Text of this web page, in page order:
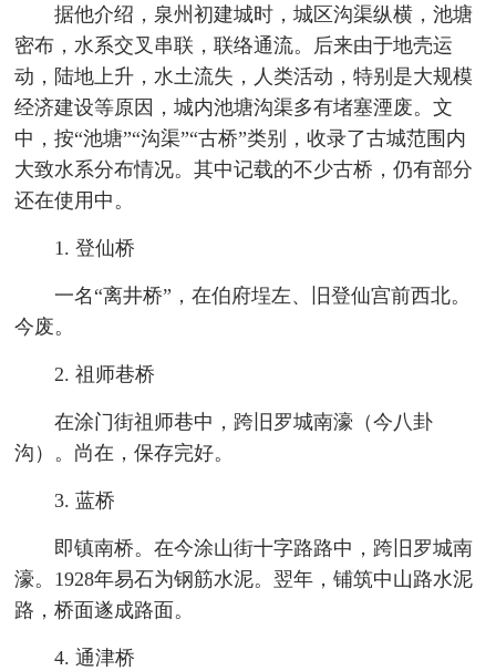
据他介绍，泉州初建城时，城区沟渠纵横，池塘
密布，水系交叉串联，联络通流。后来由于地壳运
动，陆地上升，水土流失，人类活动，特别是大规模
经济建设等原因，城内池塘沟渠多有堵塞湮废。文
中，按“池塘”“沟渠”“古桥”类别，收录了古城范围内
大致水系分布情况。其中记载的不少古桥，仍有部分
还在使用中。
1. 登仙桥
一名“离井桥”，在伯府埕左、旧登仙宫前西北。
今废。
2. 祖师巷桥
在涂门街祖师巷中，跨旧罗城南濠（今八卦
沟）。尚在，保存完好。
3. 蓝桥
即镇南桥。在今涂山街十字路路中，跨旧罗城南
濠。1928年易石为钢筋水泥。翌年，铺筑中山路水泥
路，桥面遂成路面。
4. 通津桥